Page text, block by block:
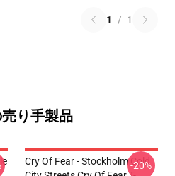
1 / 1
り手製品
Cry Of Fear - Stockholm Cold
-20%